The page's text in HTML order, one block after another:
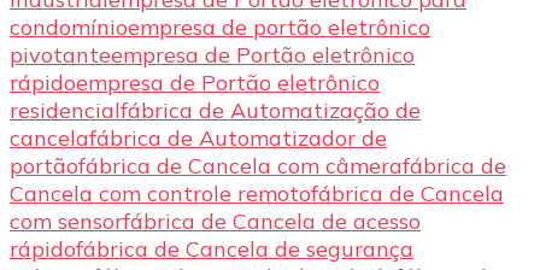
condomínioempresa de portão eletrônico
pivotanteempresa de Portão eletrônico
rápidoempresa de Portão eletrônico
residencialfábrica de Automatização de
cancelafábrica de Automatizador de
portãofábrica de Cancela com câmerafábrica de
Cancela com controle remotofábrica de Cancela
com sensorfábrica de Cancela de acesso
rápidofábrica de Cancela de segurança